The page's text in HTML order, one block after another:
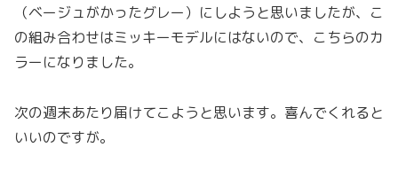
（ベージュがかったグレー）にしようと思いましたが、こ
の組み合わせはミッキーモデルにはないので、こちらのカ
ラーになりました。
次の週末あたり届けてこようと思います。喜んでくれると
いいのですが。